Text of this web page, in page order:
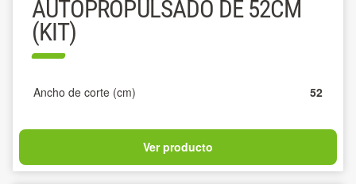
AUTOPROPULSADO DE 52CM
(KIT)
Ancho de corte (cm) 52
Ver producto